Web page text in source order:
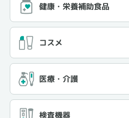
健康・栄養補助食品
コスメ
医療・介護
検査機器